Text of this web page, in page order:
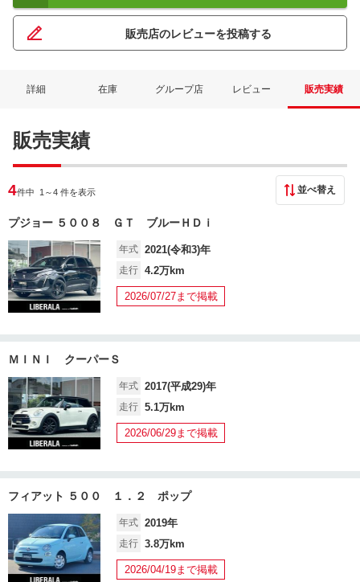
販売店のレビューを投稿する
詳細 在庫 グループ店 レビュー 販売実績
販売実績
4件中 1 ～4 件を表示 並べ替え
プジョー ５００８ ＧＴ ブルーＨＤｉ
年式 2021(令和3)年
走行 4.2万km
2026/07/27まで掲載
ＭＩＮＩ クーパーＳ
年式 2017(平成29)年
走行 5.1万km
2026/06/29まで掲載
フィアット ５００ １．２ ポップ
年式 2019年
走行 3.8万km
2026/04/19まで掲載